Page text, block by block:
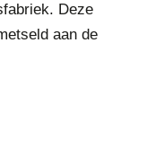
Deze
aan de